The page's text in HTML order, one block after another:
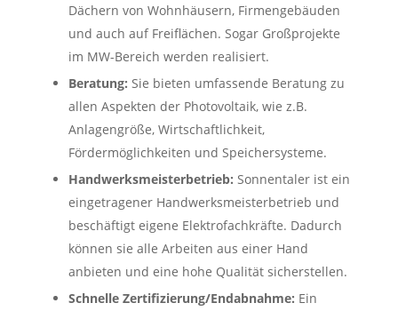
Dächern von Wohnhäusern, Firmengebäuden
und auch auf Freiflächen. Sogar Großprojekte
im MW-Bereich werden realisiert.
Beratung: Sie bieten umfassende Beratung zu
allen Aspekten der Photovoltaik, wie z.B.
Anlagengröße, Wirtschaftlichkeit,
Fördermöglichkeiten und Speichersysteme.
Handwerksmeisterbetrieb: Sonnentaler ist ein
eingetragener Handwerksmeisterbetrieb und
beschäftigt eigene Elektrofachkräfte. Dadurch
können sie alle Arbeiten aus einer Hand
anbieten und eine hohe Qualität sicherstellen.
Schnelle Zertifizierung/Endabnahme: Ein